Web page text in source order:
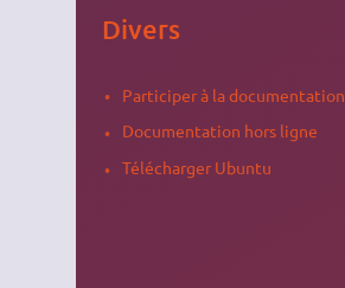
Divers
Participer à la documentation
Documentation hors ligne
Télécharger Ubuntu